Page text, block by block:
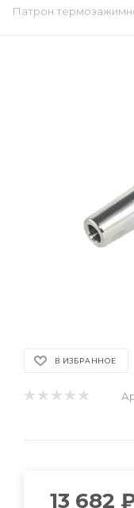
Патрон
В ИЗБРАННОЕ
13 682